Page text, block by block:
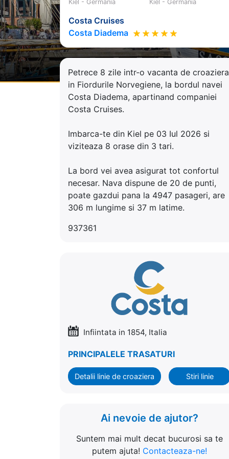
Kiel - Germania Kiel - Germania
Costa Cruises
Costa Diadema
Petrece 8 zile intr-o vacanta de croaziera
in Fiordurile Norvegiene, la bordul navei
Costa Diadema, apartinand companiei
Costa Cruises.
Imbarca-te din Kiel pe 03 Iul 2026 si
viziteaza 8 orase din 3 tari.
La bord vei avea asigurat tot confortul
necesar. Nava dispune de 20 de punti,
poate gazdui pana la 4947 pasageri, are
306 m lungime si 37 m latime.
937361
Infiintata in 1854, Italia
PRINCIPALELE TRASATURI
Detalii linie de croaziera Stiri linie
Ai nevoie de ajutor?
Suntem mai mult decat bucurosi sa te
putem ajuta! Contacteaza-ne!